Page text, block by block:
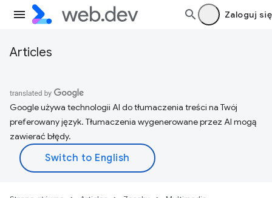
Zaloguj się
Articles
Google używa technologii AI do tłumaczenia treści na Twój
preferowany język. Tłumaczenia wygenerowane przez AI mogą
zawierać błędy.